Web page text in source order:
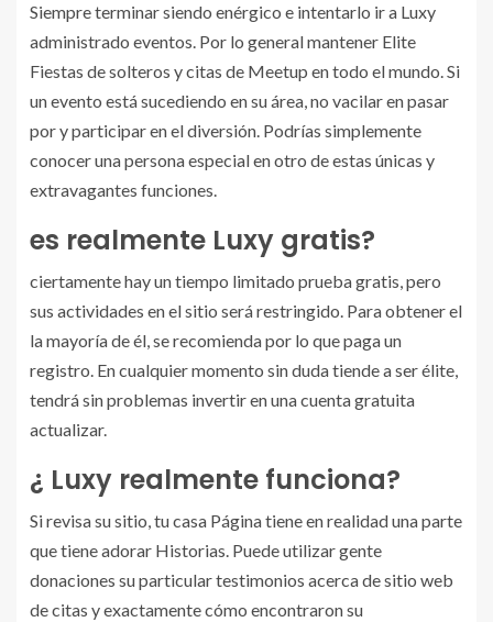
Siempre terminar siendo enérgico e intentarlo ir a Luxy
administrado eventos. Por lo general mantener Elite
Fiestas de solteros y citas de Meetup en todo el mundo. Si
un evento está sucediendo en su área, no vacilar en pasar
por y participar en el diversión. Podrías simplemente
conocer una persona especial en otro de estas únicas y
extravagantes funciones.
es realmente Luxy gratis?
ciertamente hay un tiempo limitado prueba gratis, pero
sus actividades en el sitio será restringido. Para obtener el
la mayoría de él, se recomienda por lo que paga un
registro. En cualquier momento sin duda tiende a ser élite,
tendrá sin problemas invertir en una cuenta gratuita
actualizar.
¿ Luxy realmente funciona?
Si revisa su sitio, tu casa Página tiene en realidad una parte
que tiene adorar Historias. Puede utilizar gente
donaciones su particular testimonios acerca de sitio web
de citas y exactamente cómo encontraron su